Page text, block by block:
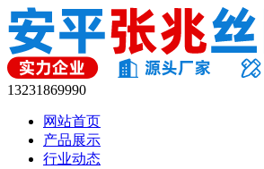
13231869990
网站首页
产品展示
行业动态